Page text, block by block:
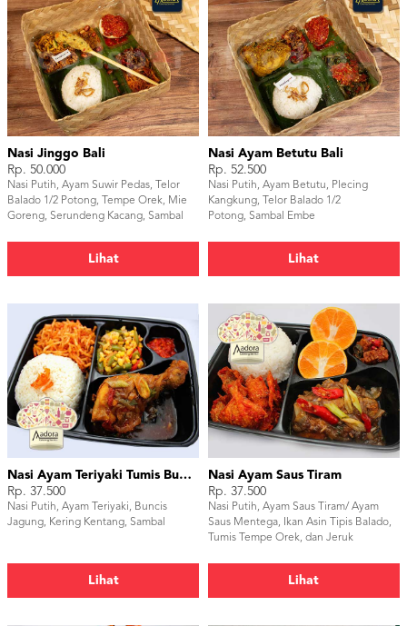
Nasi Jinggo Bali
Rp. 50.000
Nasi Putih, Ayam Suwir Pedas, Telor
Balado 1/2 Potong, Tempe Orek, Mie
Goreng, Serundeng Kacang, Sambal
Lihat
Nasi Ayam Betutu Bali
Rp. 52.500
Nasi Putih, Ayam Betutu, Plecing
Kangkung, Telor Balado 1/2
Potong, Sambal Embe
Lihat
Nasi Ayam Teriyaki Tumis Buncis Jagung
Rp. 37.500
Nasi Putih, Ayam Teriyaki, Buncis
Jagung, Kering Kentang, Sambal
Lihat
Nasi Ayam Saus Tiram
Rp. 37.500
Nasi Putih, Ayam Saus Tiram/ Ayam
Saus Mentega, Ikan Asin Tipis Balado,
Tumis Tempe Orek, dan Jeruk
Lihat